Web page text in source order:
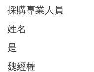
採購專業人員
姓名
是
魏經權